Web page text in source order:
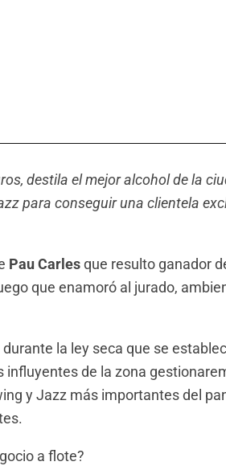
destila el mejor alcohol de la
para conseguir una clientela
Pau Carlesque resulto ganador
que enamoró al jurado,
la ley seca que se
influyentes de la zona
y Jazz más importantes del
a flote?